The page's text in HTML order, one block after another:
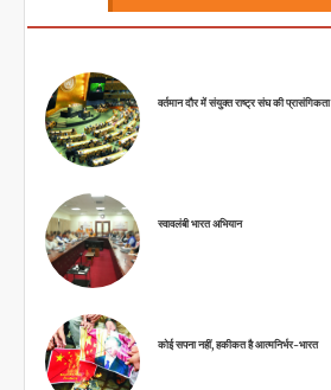
वर्तमान दौर में संयुक्त राष्ट्र संघ की प्रासंगिकता
स्वावलंबी भारत अभियान
कोई सपना नहीं, हकीकत है आत्मनिर्भर-भारत